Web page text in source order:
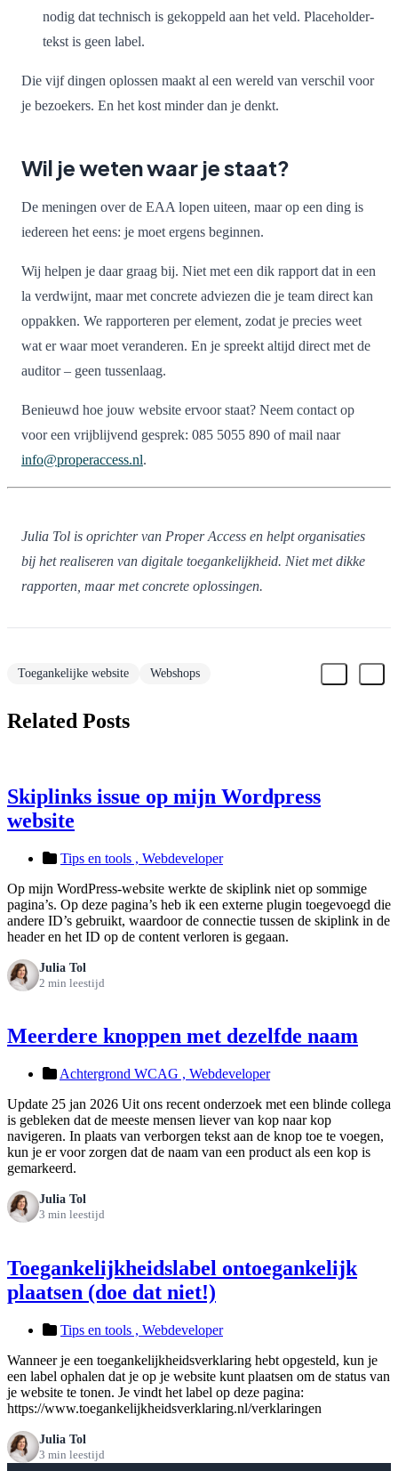
nodig dat technisch is gekoppeld aan het veld. Placeholder-
tekst is geen label.
Die vijf dingen oplossen maakt al een wereld van verschil voor
je bezoekers. En het kost minder dan je denkt.
Wil je weten waar je staat?
De meningen over de EAA lopen uiteen, maar op een ding is
iedereen het eens: je moet ergens beginnen.
Wij helpen je daar graag bij. Niet met een dik rapport dat in een
la verdwijnt, maar met concrete adviezen die je team direct kan
oppakken. We rapporteren per element, zodat je precies weet
wat er waar moet veranderen. En je spreekt altijd direct met de
auditor – geen tussenlaag.
Benieuwd hoe jouw website ervoor staat? Neem contact op
voor een vrijblijvend gesprek: 085 5055 890 of mail naar
info@properaccess.nl.
Julia Tol is oprichter van Proper Access en helpt organisaties
bij het realiseren van digitale toegankelijkheid. Niet met dikke
rapporten, maar met concrete oplossingen.
Toegankelijke website Webshops
Related Posts
Skiplinks issue op mijn Wordpress
website
Tips en tools , Webdeveloper
Op mijn WordPress-website werkte de skiplink niet op sommige
pagina’s. Op deze pagina’s heb ik een externe plugin toegevoegd die
andere ID’s gebruikt, waardoor de connectie tussen de skiplink in de
header en het ID op de content verloren is gegaan.
Julia Tol
2 min leestijd
Meerdere knoppen met dezelfde naam
Achtergrond WCAG , Webdeveloper
Update 25 jan 2026 Uit ons recent onderzoek met een blinde collega
is gebleken dat de meeste mensen liever van kop naar kop
navigeren. In plaats van verborgen tekst aan de knop toe te voegen,
kun je er voor zorgen dat de naam van een product als een kop is
gemarkeerd.
Julia Tol
3 min leestijd
Toegankelijkheidslabel ontoegankelijk
plaatsen (doe dat niet!)
Tips en tools , Webdeveloper
Wanneer je een toegankelijkheidsverklaring hebt opgesteld, kun je
een label ophalen dat je op je website kunt plaatsen om de status van
je website te tonen. Je vindt het label op deze pagina:
https://www.toegankelijkheidsverklaring.nl/verklaringen
Julia Tol
3 min leestijd